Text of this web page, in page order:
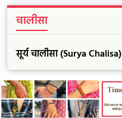
चालीसा
सूर्य चालीसा (Surya Chalisa)